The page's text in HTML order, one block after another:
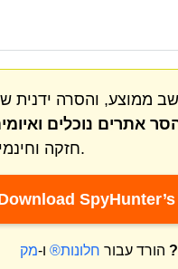
ממוצע, והסרה ידנית
אתרים נוכלים
חזקה וחינמית נגד תוכנות זדוניות.
הורד עבור חלונות® ו-